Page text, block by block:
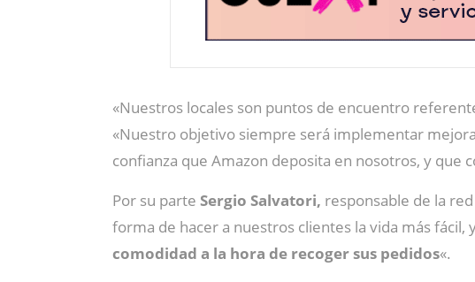
«Nuestros locales son puntos de encuentro
«Nuestro objetivo siempre será implementar
confianza que Amazon deposita en nosotros, y
Por su parte Sergio Salvatori, responsable de la
forma de hacer a nuestros clientes la vida más
comodidad a la hora de recoger sus pedidos«.